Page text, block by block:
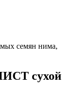
семян нима,
сухой